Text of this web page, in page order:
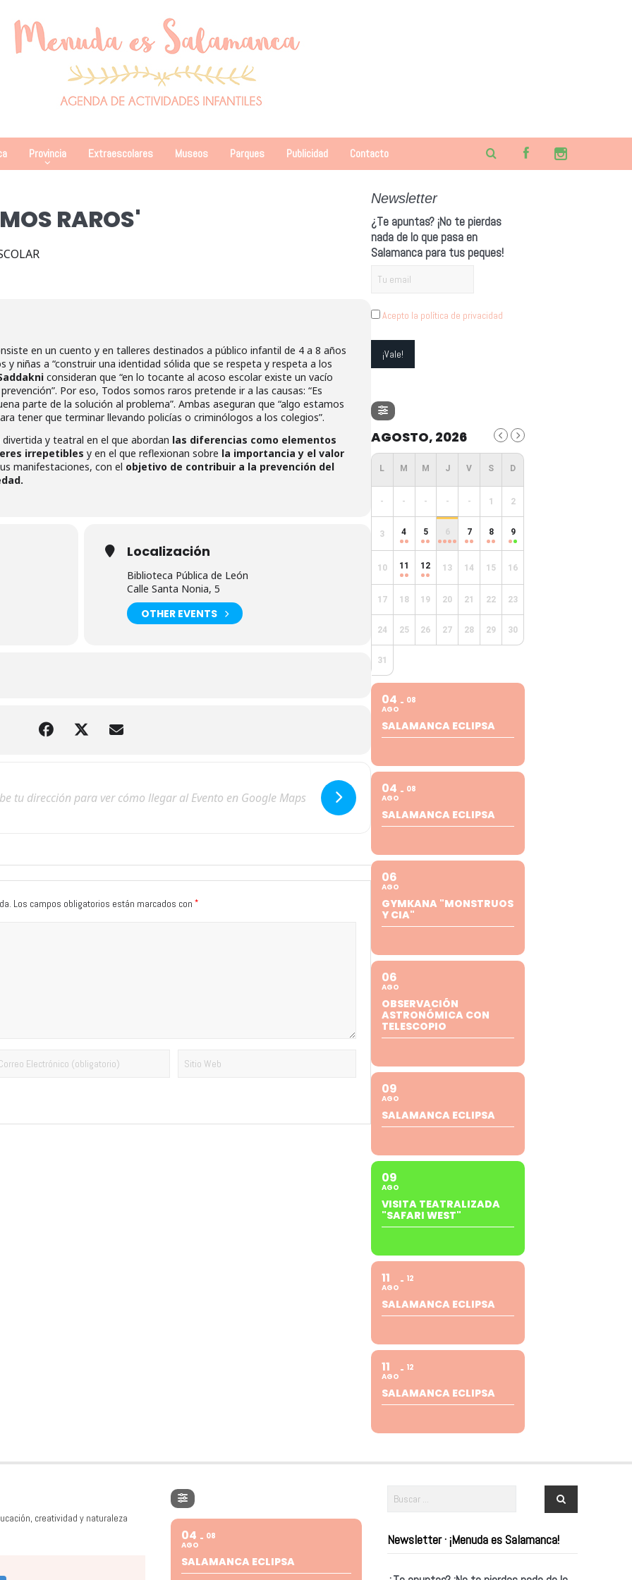
Provincia Extraescolares Museos Parques Publicidad Contacto
RAROS'
en un cuento y en talleres destinados a público infantil de 4 a 8 años
y niñas a “construir una identidad sólida que se respeta y respeta a los
consideran que “en lo tocante al acoso escolar existe un vacío
Por eso, Todos somos raros pretende ir a las causas: “Es
parte de la solución al problema”. Ambas aseguran que “algo estamos
tener que terminar llevando policías o criminólogos a los colegios”.
y teatral en el que abordan las diferencias como elementos
irrepetibles y en el que reflexionan sobre la importancia y el valor
manifestaciones, con el objetivo de contribuir a la prevención del
Localización
Biblioteca Pública de León
Calle Santa Nonia, 5
OTHER EVENTS
Los campos obligatorios están marcados con *
Newsletter
¿Te apuntas? ¡No te pierdas
nada de lo que pasa en
Salamanca para tus peques!
Acepto la política de privacidad
AGOSTO, 2026
- - - - - 1 2
3 4 5 6 7 8 9
10 11 12 13 14 15 16
17 18 19 20 21 22 23
24 25 26 27 28 29 30
31
04
AGO
08
SALAMANCA ECLIPSA
04
AGO
08
SALAMANCA ECLIPSA
06
AGO
GYMKANA "MONSTRUOS
Y CIA"
06
AGO
OBSERVACIÓN
ASTRONÓMICA CON
TELESCOPIO
09
AGO
SALAMANCA ECLIPSA
09
AGO
VISITA TEATRALIZADA
"SAFARI WEST"
11
AGO
12
SALAMANCA ECLIPSA
11
AGO
12
SALAMANCA ECLIPSA
creatividad y naturaleza
04
AGO
08
SALAMANCA ECLIPSA
Newsletter · ¡Menuda es Salamanca!